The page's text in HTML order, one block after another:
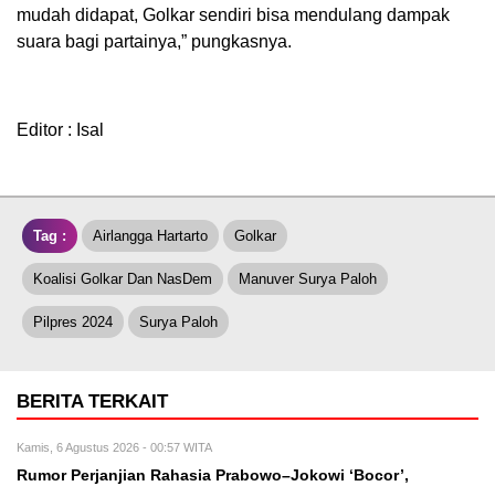
mudah didapat, Golkar sendiri bisa mendulang dampak
suara bagi partainya,” pungkasnya.
Editor : Isal
Tag : Airlangga Hartarto Golkar
Koalisi Golkar Dan NasDem Manuver Surya Paloh
Pilpres 2024 Surya Paloh
BERITA TERKAIT
Kamis, 6 Agustus 2026 - 00:57 WITA
Rumor Perjanjian Rahasia Prabowo–Jokowi ‘Bocor’,